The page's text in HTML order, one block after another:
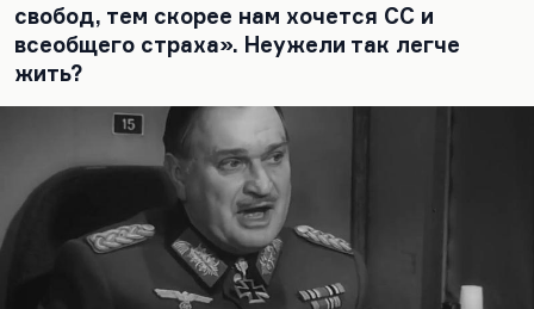
ранжирование, но серьёзные произведения…
свобод, тем скорее нам хочется СС и
всеобщего страха». Неужели так легче
жить?